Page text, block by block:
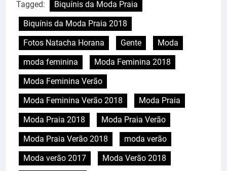
Tagged:
Biquínis da Moda Praia
Biquínis da Moda Praia 2018
Fotos Natacha Horana
Gente
Moda
moda feminina
Moda Feminina 2018
Moda Feminina Verão
Moda Feminina Verão 2018
Moda Praia
Moda Praia 2018
Moda Praia Verão
Moda Praia Verão 2018
moda verão
Moda verão 2017
Moda Verão 2018